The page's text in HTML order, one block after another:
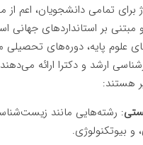
تمامی دانشجویان، اعم از
مبتنی بر استانداردهای
علوم پایه، دوره‌های تحصیلی
ارشد و دکترا ارائه
هستند:
: رشته‌هایی مانند
و بیوتکنولوژی.